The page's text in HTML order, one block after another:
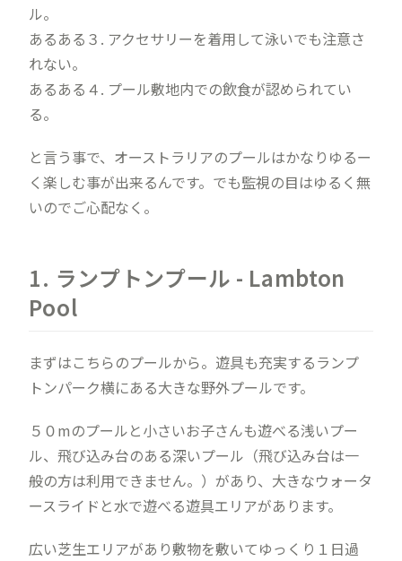
ル。
あるある３. アクセサリーを着用して泳いでも注意さ
れない。
あるある４. プール敷地内での飲食が認められてい
る。
と言う事で、オーストラリアのプールはかなりゆるー
く楽しむ事が出来るんです。でも監視の目はゆるく無
いのでご心配なく。
1. ランプトンプール - Lambton
Pool
まずはこちらのプールから。遊具も充実するランプ
トンパーク横にある大きな野外プールです。
５０mのプールと小さいお子さんも遊べる浅いプー
ル、飛び込み台のある深いプール（飛び込み台は一
般の方は利用できません。）があり、大きなウォータ
ースライドと水で遊べる遊具エリアがあります。
広い芝生エリアがあり敷物を敷いてゆっくり１日過